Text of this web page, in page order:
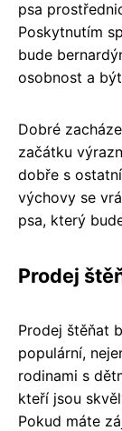
psa
Poskytnutím
bude
osobnost a
Dobré
začátku
dobře s
výchovy se
psa, který
Prodej
Prodej štěňat
populární,
rodinami s
kteří jsou
Pokud máte